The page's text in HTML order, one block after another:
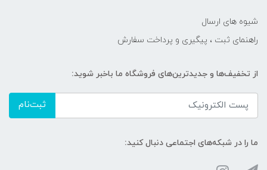
شیوه های ارسال
راهنمای ثبت ، پیگیری و پرداخت سفارش
از تخفیف‌ها و جدیدترین‌های فروشگاه ما باخبر شوید:
ثبت‌نام
ما را در شبکه‌های اجتماعی دنبال کنید: